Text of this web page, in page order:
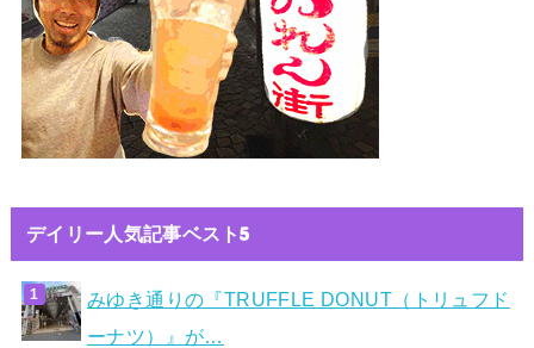
デイリー人気記事ベスト5
みゆき通りの『TRUFFLE DONUT（トリュフド
ーナツ）』が…